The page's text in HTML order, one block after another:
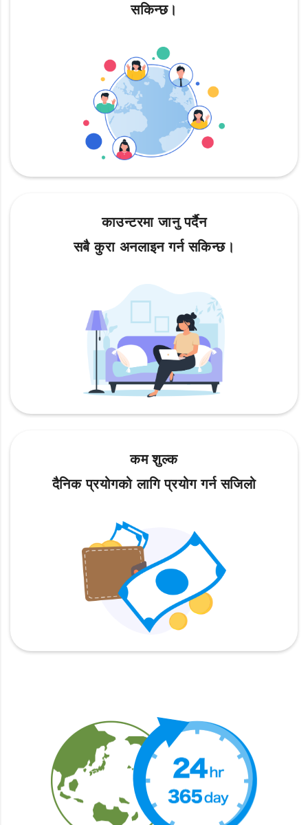
सकिन्छ।
काउन्टरमा जानु पर्दैन
सबै कुरा अनलाइन गर्न सकिन्छ।
कम शुल्क
दैनिक प्रयोगको लागि प्रयोग गर्न सजिलो